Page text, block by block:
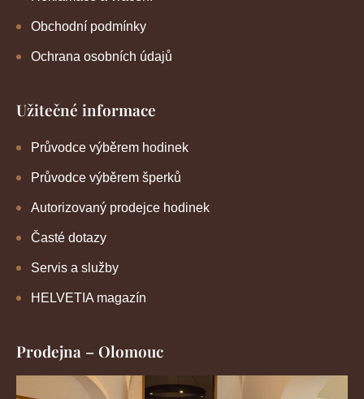
Obchodní podmínky
Ochrana osobních údajů
Užitečné informace
Průvodce výběrem hodinek
Průvodce výběrem šperků
Autorizovaný prodejce hodinek
Časté dotazy
Servis a služby
HELVETIA magazín
Prodejna – Olomouc